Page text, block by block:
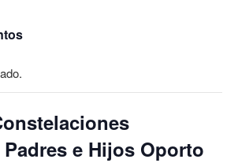
e Hijos Oporto